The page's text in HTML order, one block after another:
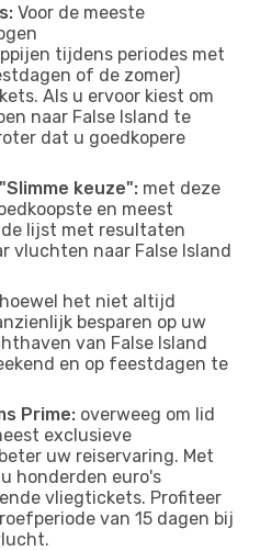
Voor de meeste
tijdens periodes met
of de zomer)
Als u ervoor kiest om
naar False Island te
dat u goedkopere
keuze": met deze
en meest
lijst met resultaten
vluchten naar False Island
hoewel het niet altijd
besparen op uw
van False Island
en op feestdagen te
Prime: overweeg om lid
exclusieve
uw reiservaring. Met
honderden euro's
vliegtickets. Profiteer
van 15 dagen bij